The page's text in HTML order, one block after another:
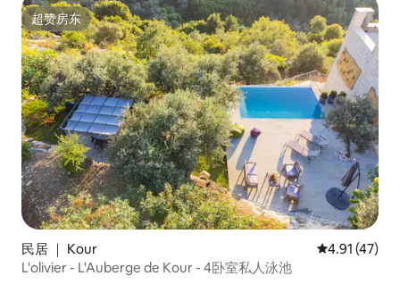
超赞房东
超赞房东
民居 ｜ Kour 平均评分
4.91 (47)
L'olivier - L'Auberge de Kour - 4卧室私人泳池